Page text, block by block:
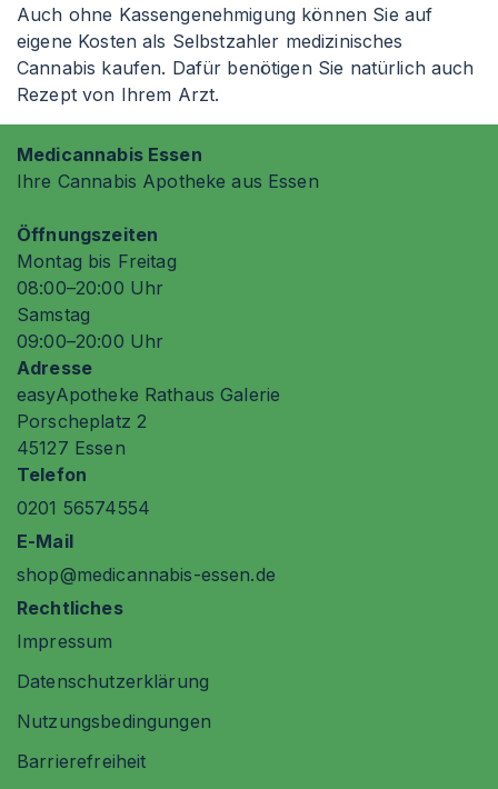
Auch ohne Kassengenehmigung können Sie auf
eigene Kosten als Selbstzahler medizinisches
Cannabis kaufen. Dafür benötigen Sie natürlich auch
Rezept von Ihrem Arzt.
Medicannabis Essen
Ihre Cannabis Apotheke aus Essen
Öffnungszeiten
Montag bis Freitag
08:00–20:00 Uhr
Samstag
09:00–20:00 Uhr
Adresse
easyApotheke Rathaus Galerie
Porscheplatz 2
45127 Essen
Telefon
0201 56574554
E-Mail
shop@medicannabis-essen.de
Rechtliches
Impressum
Datenschutzerklärung
Nutzungsbedingungen
Barrierefreiheit